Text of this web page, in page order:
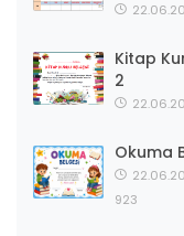
Kitap
2
Okuma
923